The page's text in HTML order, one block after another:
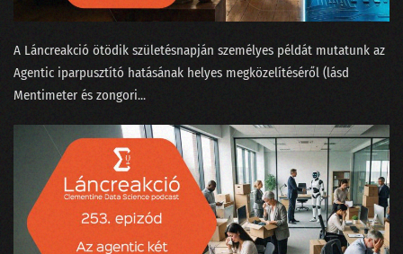
117 - Kell-e gyorstalpalt szakértőnek a lineáris regresszió?
116 - Elveszi-e az AutoML a munkánkat?
115 - Kit nevezhetünk MI szakértőnek?
114 - Nagy Nyári Salátaörvény
113 - Podcastfesztivál az adattudós szemüvegén át
112 - Boldog szülinapot, Clementine!
A Láncreakció ötödik születésnapján személyes példát mutatunk az
Agentic iparpusztító hatásának helyes megközelítéséről (lásd
Mentimeter és zongori...